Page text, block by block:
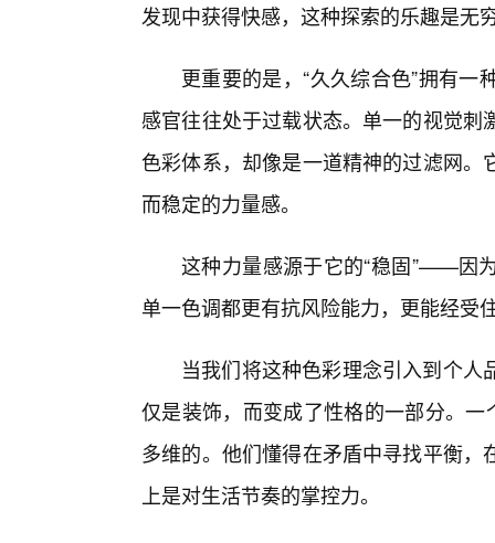
发现中获得快感，这种探索的乐趣是无
更重要的是，“久久综合色”拥有
感官往往处于过载状态。单一的视觉
色彩体系，却像是一道精神的过滤网
而稳定的力量感。
这种力量感源于它的“稳固”——因
单一色调都更有抗风险能力，更能经受
当我们将这种色彩理念引入到个
仅是装饰，而变成了性格的一部分。
多维的。他们懂得在矛盾中寻找平衡
上是对生活节奏的掌控力。